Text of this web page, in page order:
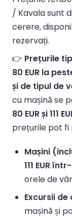
/ Kavala sunt
cerere,
rezervați.
👉 Prețurile
80 EUR la
și de tipul de
cu mașină se
80 EUR și 111
prețurile pot fi
Mașini
111 EUR
orele de
Excursii de
mașină și